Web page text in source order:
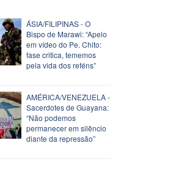
ÁSIA/FILIPINAS - O
Bispo de Marawi: “Apelo
em vídeo do Pe. Chito:
fase critica, tememos
pela vida dos reféns”
AMÉRICA/VENEZUELA -
Sacerdotes de Guayana:
“Não podemos
permanecer em silêncio
diante da repressão”